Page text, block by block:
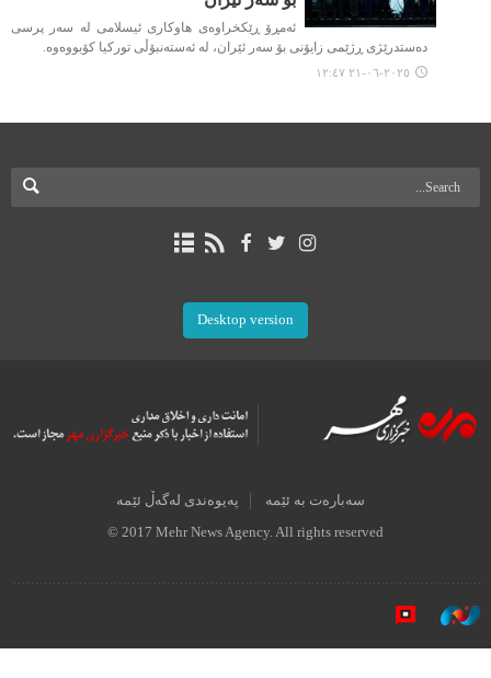
ئەمڕۆ ڕێکخراوەی هاوکاری ئیسلامی لە سەر پرسی
دەستدرێژی ڕژێمی زایۆنی بۆ سەر ئێران، لە ئەستەنبۆڵی تورکیا کۆبووەوە.
٢٠٢٥-٠٦-٢١ ١٢:٤٧
Desktop version
سەبارەت بە ئێمە پەیوەندی لەگەڵ ئێمە
© 2017 Mehr News Agency. All rights reserved